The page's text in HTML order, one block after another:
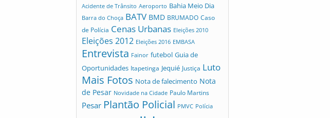
Acidente de Trânsito Aeroporto Bahia Meio Dia
Barra do Choça BATV BMD BRUMADO Caso
de Polícia Cenas Urbanas Eleições 2010
Eleições 2012 Eleições 2016 EMBASA
Entrevista Fainor futebol Guia de
Oportunidades Itapetinga Jequié Justiça Luto
Mais Fotos Nota de falecimento Nota
de Pesar Novidade na Cidade Paulo Martins
Pesar Plantão Policial PMVC Polícia